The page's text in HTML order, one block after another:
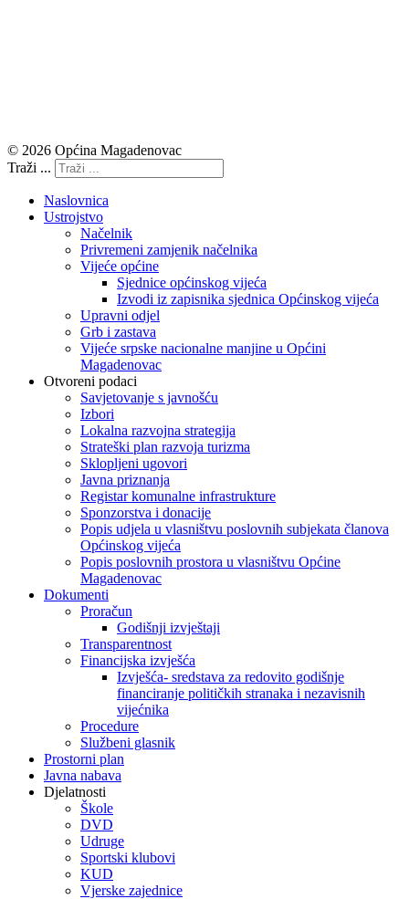
© 2026 Općina Magadenovac
Traži ...
Naslovnica
Ustrojstvo
Načelnik
Privremeni zamjenik načelnika
Vijeće općine
Sjednice općinskog vijeća
Izvodi iz zapisnika sjednica Općinskog vijeća
Upravni odjel
Grb i zastava
Vijeće srpske nacionalne manjine u Općini
Magadenovac
Otvoreni podaci
Savjetovanje s javnošću
Izbori
Lokalna razvojna strategija
Strateški plan razvoja turizma
Sklopljeni ugovori
Javna priznanja
Registar komunalne infrastrukture
Sponzorstva i donacije
Popis udjela u vlasništvu poslovnih subjekata članova
Općinskog vijeća
Popis poslovnih prostora u vlasništvu Općine
Magadenovac
Dokumenti
Proračun
Godišnji izvještaji
Transparentnost
Financijska izvješća
Izvješća- sredstava za redovito godišnje
financiranje političkih stranaka i nezavisnih
vijećnika
Procedure
Službeni glasnik
Prostorni plan
Javna nabava
Djelatnosti
Škole
DVD
Udruge
Sportski klubovi
KUD
Vjerske zajednice